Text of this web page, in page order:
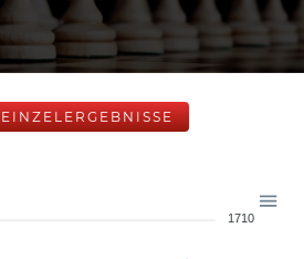
EINZELERGEBNISSE
1710